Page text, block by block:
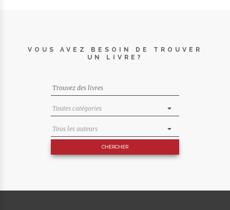
VOUS AVEZ BESOIN DE TROUVER
UN LIVRE?